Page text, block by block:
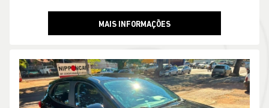
MAIS INFORMAÇÕES